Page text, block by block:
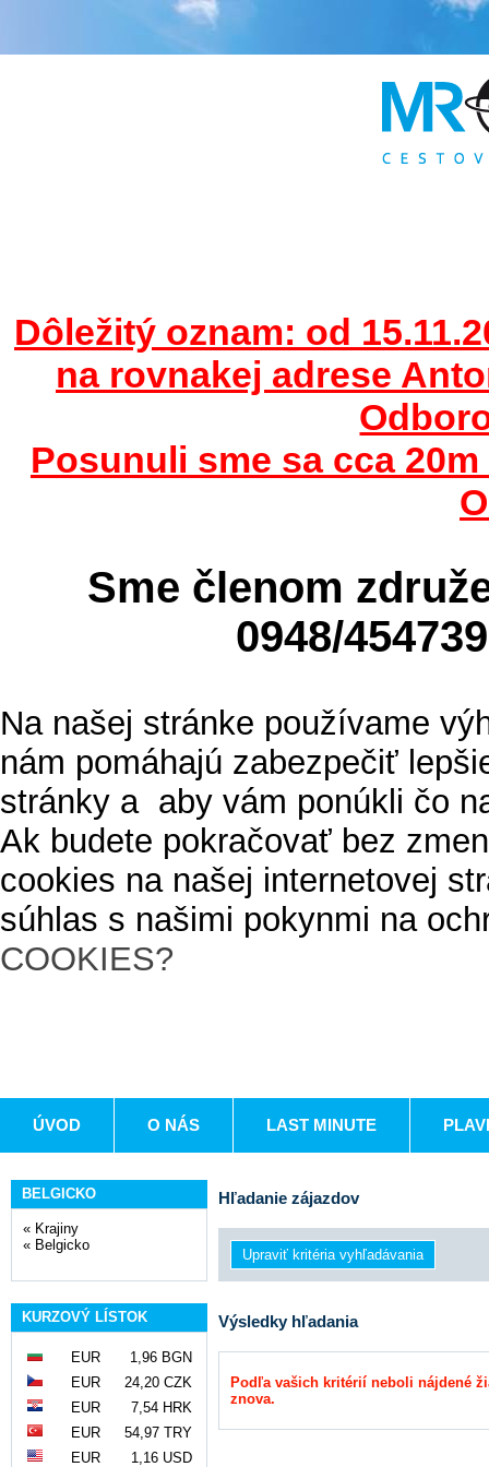
Dôležitý oznam: od
na rovnakej adrese
Posunuli sme sa cca
Sme členom
0948/
Na našej stránke používame
nám pomáhajú zabezpečiť
stránky a aby vám ponúkli čo
Ak budete pokračovať bez
cookies na našej internetovej
súhlas s našimi pokynmi na
COOKIES?
ÚVOD O NÁS LAST MINUTE
BELGICKO
« Krajiny
« Belgicko
KURZOVÝ LÍSTOK
EUR
1,96 BGN
EUR
24,20 CZK
EUR
7,54 HRK
EUR
54,97 TRY
EUR
1,16 USD
Hľadanie zájazdov
Výsledky hľadania
Podľa vašich kritérií neboli nájdené
znova.